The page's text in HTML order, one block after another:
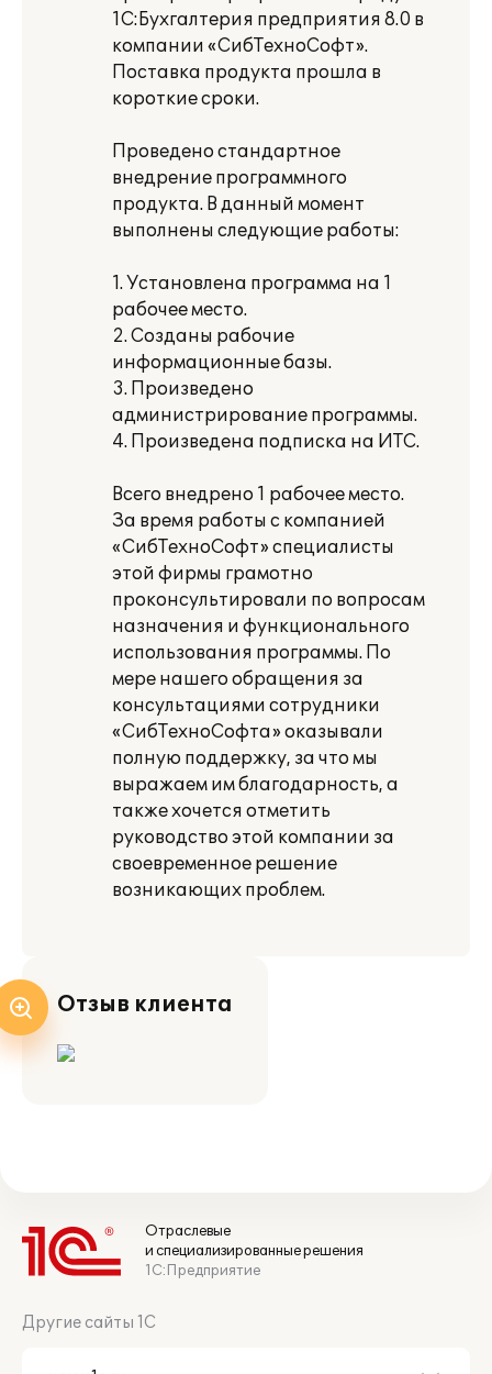
1C:Бухгалтерия предприятия 8.0 в
компании «СибТехноСофт».
Поставка продукта прошла в
короткие сроки.
Проведено стандартное
внедрение программного
продукта. В данный момент
выполнены следующие работы:
1. Установлена программа на 1
рабочее место.
2. Созданы рабочие
информационные базы.
3. Произведено
администрирование программы.
4. Произведена подписка на ИТС.
Всего внедрено 1 рабочее место.
За время работы с компанией
«СибТехноСофт» специалисты
этой фирмы грамотно
проконсультировали по вопросам
назначения и функционального
использования программы. По
мере нашего обращения за
консультациями сотрудники
«СибТехноСофта» оказывали
полную поддержку, за что мы
выражаем им благодарность, а
также хочется отметить
руководство этой компании за
своевременное решение
возникающих проблем.
Отзыв клиента
Отраслевые
и специализированные решения
1С:Предприятие
Другие сайты 1С